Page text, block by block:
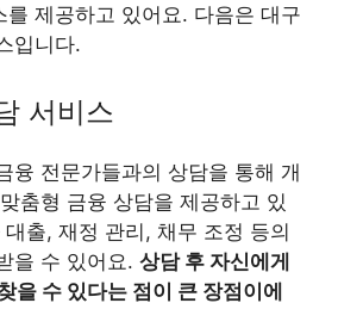
를 제공하고 있어요. 다음은 대구
입니다.
서비스
융 전문가들과의 상담을 통해 개
춤형 금융 상담을 제공하고 있
출, 재정 관리, 채무 조정 등의
을 수 있어요. 상담 후 자신에게
을 수 있다는 점이 큰 장점이에